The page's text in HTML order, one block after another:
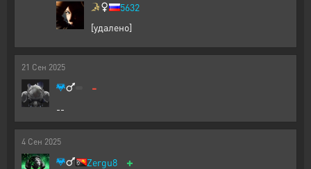
5632
[удалено]
21 Сен 2025
-
--
4 Сен 2025
Zergu8 +